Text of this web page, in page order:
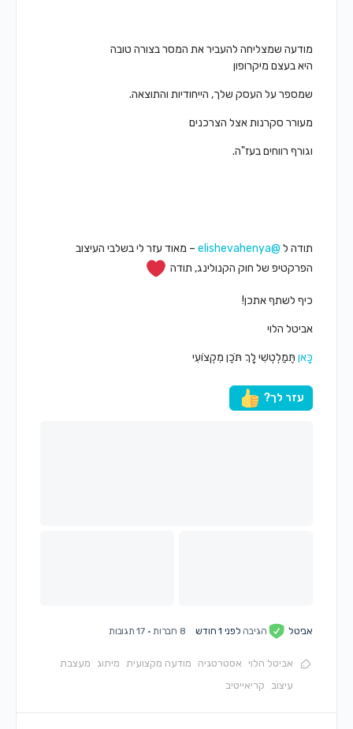
מודעה שמצליחה להעביר את המסר בצורה טובה
היא בעצם מיקרופון
שמספר על העסק שלך, הייחודיות והתוצאה.
מעורר סקרנות אצל הצרכנים
וגורף רווחים בעז"ה.
תודה ל@elishevahenya
– מאוד עזר לי בשלבי העיצוב
הפרקטיפ של חוק הקנולינג, תודה
כיף לשתף אתכן!
אביטל הלוי
כָּאןתֶּמַלְטְשִׁי לָךְ תֹּכֶן מִקְצוֹעִי
עזר לך?
אביטל הגיבהלפני 1 חודש 8 חברות · 17 תגובות
אביטל הלוי אסטרטגיה מודעה מקצועית מיתוג
מעצבת
עיצוב
קריאייטיב